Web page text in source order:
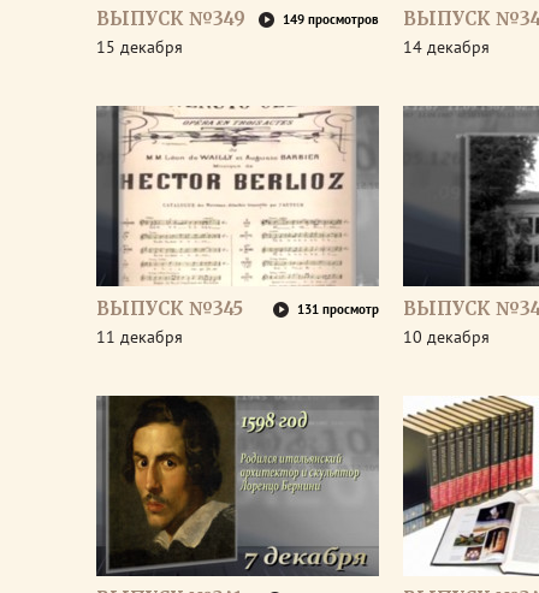
ВЫПУСК №349 149 просмотров
15 декабря
ВЫПУСК
14 декабря
ВЫПУСК №345 131 просмотр
11 декабря
ВЫПУСК
10 декабря